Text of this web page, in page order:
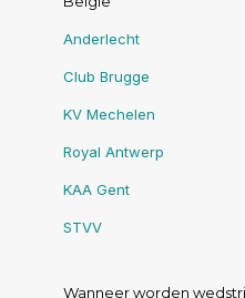
Anderlecht
Club Brugge
KV Mechelen
Royal Antwerp
KAA Gent
STVV
Wanneer worden